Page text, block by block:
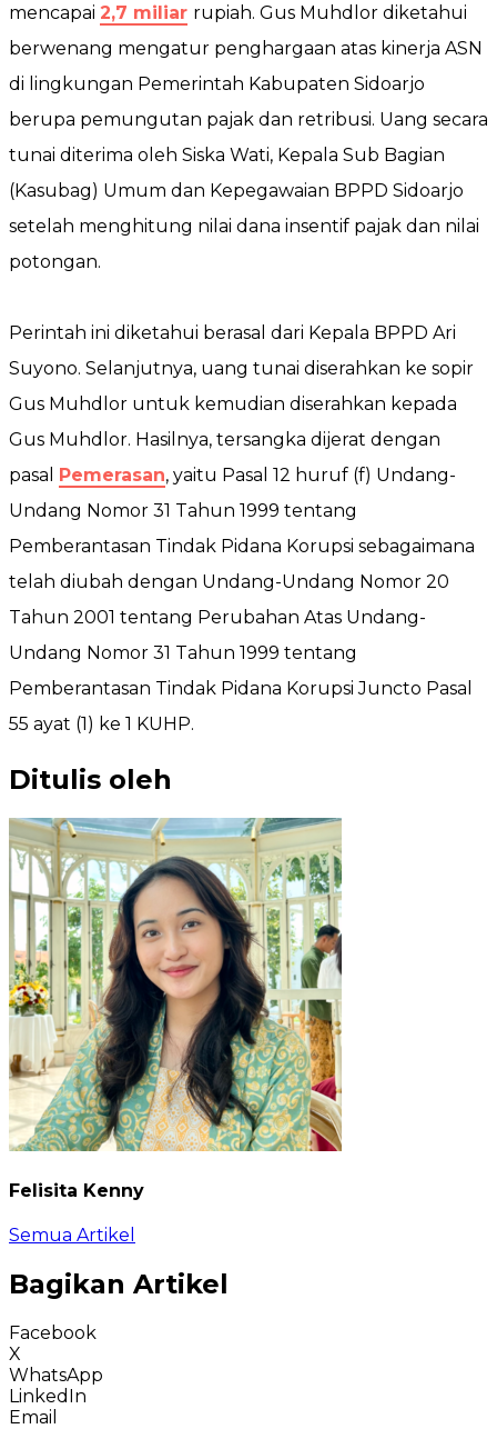
mencapai 2,7 miliar rupiah. Gus Muhdlor diketahui
berwenang mengatur penghargaan atas kinerja ASN
di lingkungan Pemerintah Kabupaten Sidoarjo
berupa pemungutan pajak dan retribusi. Uang secara
tunai diterima oleh Siska Wati, Kepala Sub Bagian
(Kasubag) Umum dan Kepegawaian BPPD Sidoarjo
setelah menghitung nilai dana insentif pajak dan nilai
potongan.
Perintah ini diketahui berasal dari Kepala BPPD Ari
Suyono. Selanjutnya, uang tunai diserahkan ke sopir
Gus Muhdlor untuk kemudian diserahkan kepada
Gus Muhdlor. Hasilnya, tersangka dijerat dengan
pasal Pemerasan, yaitu Pasal 12 huruf (f) Undang-
Undang Nomor 31 Tahun 1999 tentang
Pemberantasan Tindak Pidana Korupsi sebagaimana
telah diubah dengan Undang-Undang Nomor 20
Tahun 2001 tentang Perubahan Atas Undang-
Undang Nomor 31 Tahun 1999 tentang
Pemberantasan Tindak Pidana Korupsi Juncto Pasal
55 ayat (1) ke 1 KUHP.
Ditulis oleh
Felisita Kenny
Semua Artikel
Bagikan Artikel
Facebook
X
WhatsApp
LinkedIn
Email